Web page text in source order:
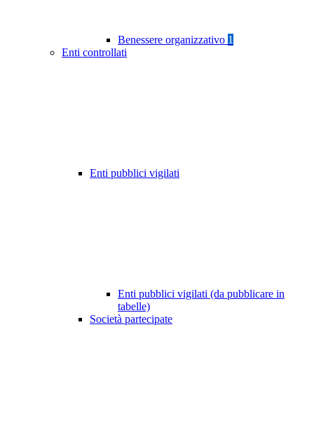
Benessere organizzativo 1
Enti controllati
Enti pubblici vigilati
Enti pubblici vigilati (da pubblicare in
tabelle)
Società partecipate